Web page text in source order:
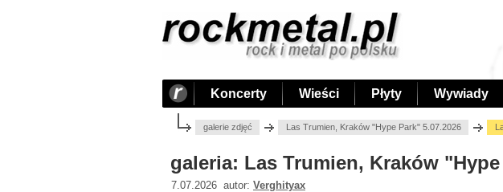
Koncerty Wieści Płyty Wywiady
galerie zdjęć Las Trumien, Kraków "Hype Park" 5.07.2026
galeria: Las Trumien, Kraków "Hype
7.07.2026 autor: Verghityax